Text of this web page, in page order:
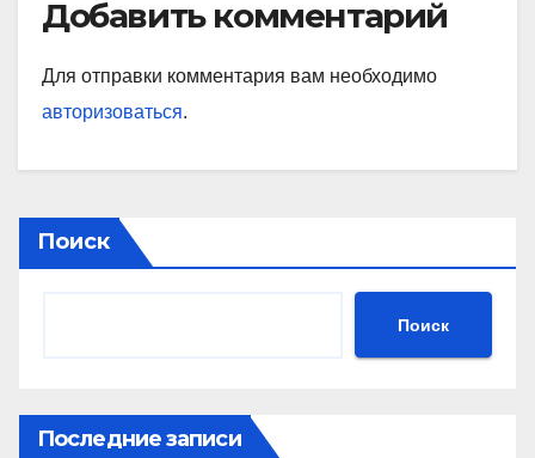
Добавить комментарий
Для отправки комментария вам необходимо
авторизоваться.
Поиск
Поиск
Последние записи